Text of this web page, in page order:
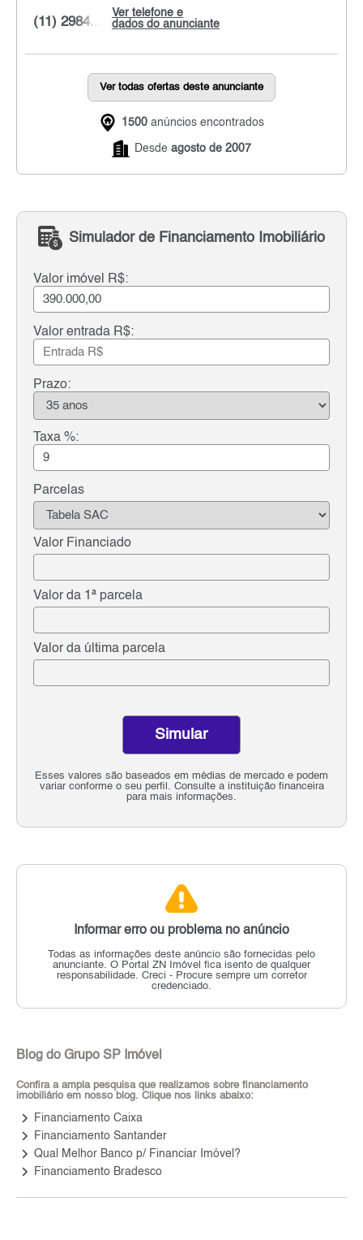
Ver telefone e
dados do anunciante
(11) 2984...
Ver todas ofertas deste anunciante
1500 anúncios encontrados
Desde agosto de 2007
Simulador de Financiamento Imobiliário
Valor imóvel R$:
Valor entrada R$:
Prazo:
Taxa %:
Parcelas
Valor Financiado
Valor da 1ª parcela
Valor da última parcela
Esses valores são baseados em médias de mercado e podem
variar conforme o seu perfil. Consulte a instituição financeira
para mais informações.
Simular
Informar erro ou problema no anúncio
Todas as informações deste anúncio são fornecidas pelo
anunciante. O Portal ZN Imóvel fica isento de qualquer
responsabilidade. Creci - Procure sempre um corretor
credenciado.
Blog do Grupo SP Imóvel
Confira a ampla pesquisa que realizamos sobre financiamento
imobiliário em nosso blog. Clique nos links abaixo:
keyboard_arrow_right Financiamento Caixa
keyboard_arrow_right Financiamento Santander
keyboard_arrow_right Qual Melhor Banco p/ Financiar Imóvel?
keyboard_arrow_right Financiamento Bradesco